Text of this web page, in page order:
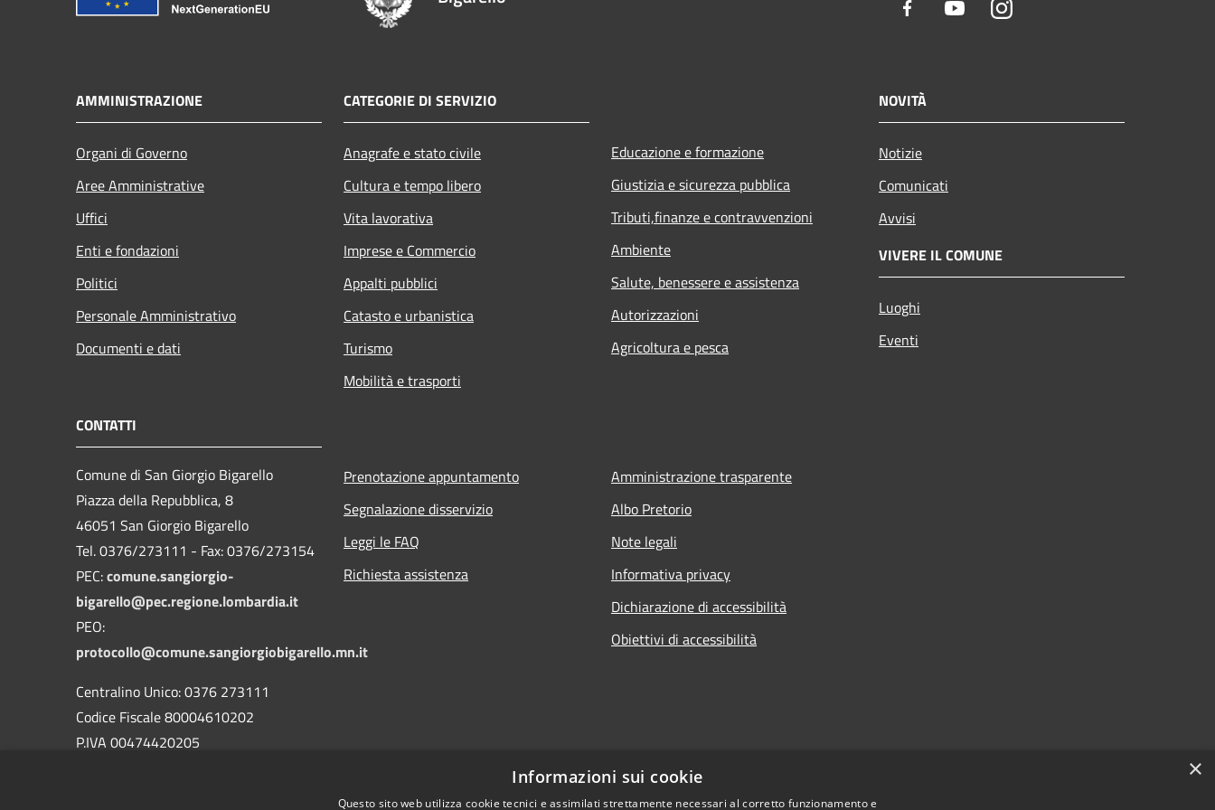
Facebook YoutubeInstagram
AMMINISTRAZIONE
Organi di Governo
Aree Amministrative
Uffici
Enti e fondazioni
Politici
Personale Amministrativo
Documenti e dati
CATEGORIE DI SERVIZIO
Anagrafe e stato civile
Cultura e tempo libero
Vita lavorativa
Imprese e Commercio
Appalti pubblici
Catasto e urbanistica
Turismo
Mobilità e trasporti
Educazione e formazione
Giustizia e sicurezza pubblica
Tributi,finanze e contravvenzioni
Ambiente
Salute, benessere e assistenza
Autorizzazioni
Agricoltura e pesca
NOVITÀ
Notizie
Comunicati
Avvisi
VIVERE IL COMUNE
Luoghi
Eventi
CONTATTI
Comune di San Giorgio Bigarello
Piazza della Repubblica, 8
46051 San Giorgio Bigarello
Tel. 0376/273111 - Fax: 0376/273154
PEC:comune.sangiorgio-
bigarello@pec.regione.lombardia.it
PEO:
protocollo@comune.sangiorgiobigarello.mn.it
Centralino Unico: 0376 273111
Codice Fiscale 80004610202
P.IVA 00474420205
Prenotazione appuntamento
Segnalazione disservizio
Leggi le FAQ
Richiesta assistenza
Amministrazione trasparente
Albo Pretorio
Note legali
Informativa privacy
Dichiarazione di accessibilità
Obiettivi di accessibilità
×
Informazioni sui cookie
Questo sito web utilizza cookie tecnici e assimilati strettamente necessari al corretto funzionamento e